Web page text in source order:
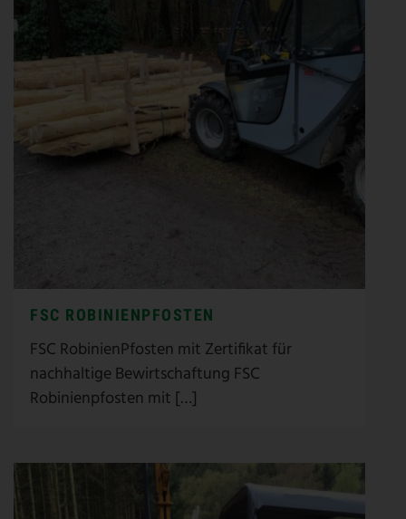
FSC ROBINIENPFOSTEN
FSC RobinienPfosten mit Zertifikat für
nachhaltige Bewirtschaftung FSC
Robinienpfosten mit […]